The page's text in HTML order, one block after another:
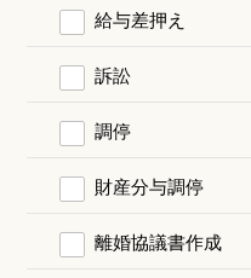
給与差押え
訴訟
調停
財産分与調停
離婚協議書作成